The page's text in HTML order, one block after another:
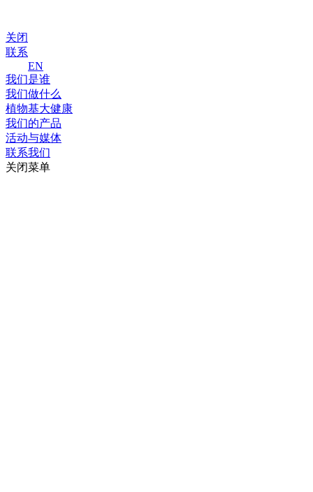
关闭
联系
EN
我们是谁
我们做什么
植物基大健康
我们的产品
活动与媒体
联系我们
关闭菜单